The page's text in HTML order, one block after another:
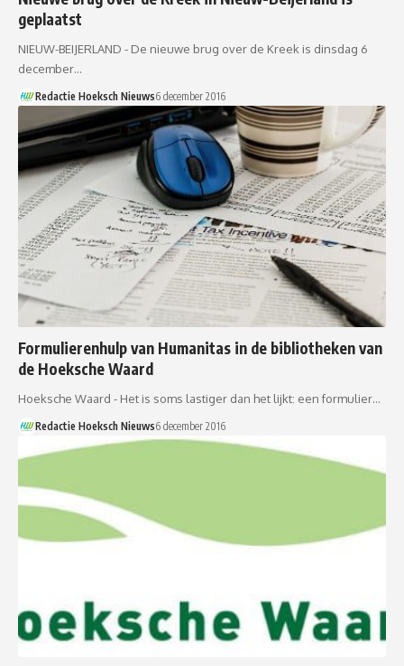
geplaatst
NIEUW-BEIJERLAND - De nieuwe brug over de Kreek is dinsdag 6
december…
Redactie Hoeksch Nieuws6 december 2016
Formulierenhulp van Humanitas in de bibliotheken van
de Hoeksche Waard
Hoeksche Waard - Het is soms lastiger dan het lijkt: een formulier…
Redactie Hoeksch Nieuws6 december 2016